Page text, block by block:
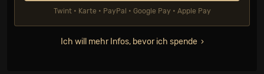
Twint • Karte • PayPal • Google Pay • Apple Pay
Ich will mehr Infos, bevor ich spende